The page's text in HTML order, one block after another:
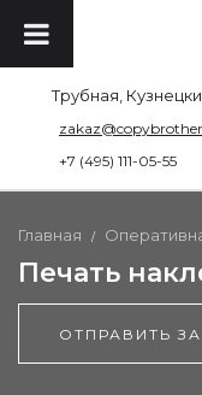
Трубная,
+7 (495) 111-05-55
Главная /
Печать
ОТПРАВИТЬ